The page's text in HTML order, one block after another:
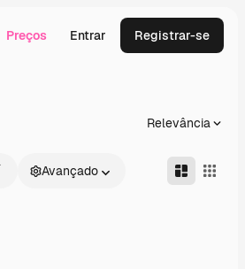
imagem
Preços Entrar Registrar-se
Relevância
Avançado